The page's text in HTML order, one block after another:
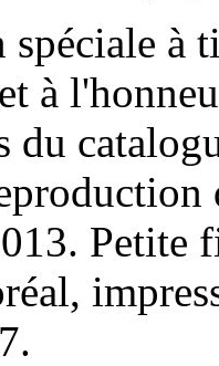
à
à
du
Petite
.